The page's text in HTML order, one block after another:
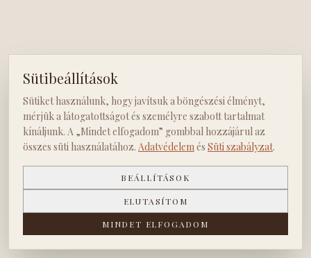
Sütibeállítások
Sütiket használunk, hogy javítsuk a böngészési élményt,
mérjük a látogatottságot és személyre szabott tartalmat
kínáljunk. A „Mindet elfogadom” gombbal hozzájárul az
összes süti használatához. Adatvédelemés Süti szabályzat.
BEÁLLÍTÁSOK
ELUTASÍTOM
MINDET ELFOGADOM